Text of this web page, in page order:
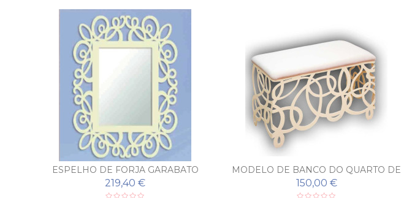
ESPELHO DE FORJA GARABATO
219,40 €
MODELO DE BANCO DO QUARTO DE
FERRO FORJADO MODERNO
LABERINTO
150,00 €